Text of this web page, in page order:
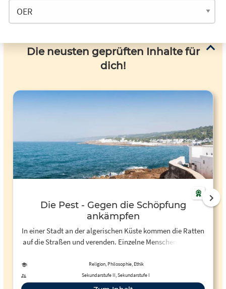
Die neusten geprüften Inhalte für
dich!
Die Pest - Gegen die Schöpfung
ankämpfen
In einer Stadt an der algerischen Küste kommen die Ratten
auf die Straßen und verenden. Einzelne Menschen sterben.
klar, dass die Pest ausgebrochen ist. Die Behörden riegeln
die Stadt von der Außenwelt ab. Vergebens. Die Seuche
findet ihre Opfer: Jung und Alt, Arm und Reich, durch alle
Religion, Philosophie, Ethik
Sekundarstufe II, Sekundarstufe I